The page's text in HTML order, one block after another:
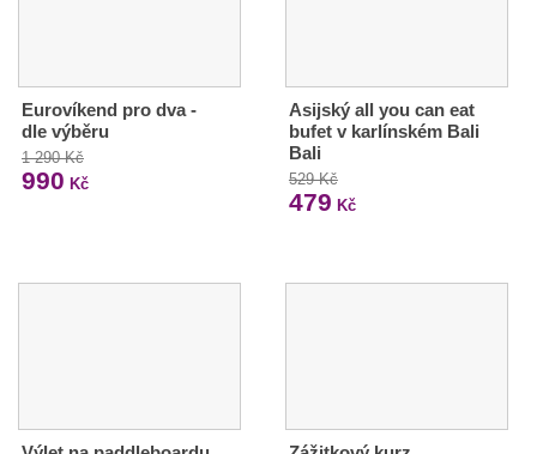
Eurovíkend pro dva -
dle výběru
1 290 Kč
990 Kč
Asijský all you can eat
bufet v karlínském Bali
Bali
529 Kč
479 Kč